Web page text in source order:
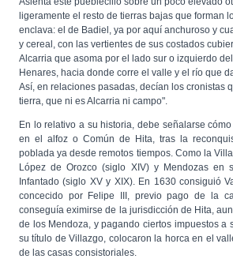
ligeramente el resto de tierras bajas que forman
enclava: el de Badiel, ya por aquí anchuroso y
y cereal, con las vertientes de sus costados
Alcarria que asoma por el lado sur o izquierdo
Henares, hacia donde corre el valle y el río que
Así, en relaciones pasadas, decían los cronistas
tierra, que ni es Alcarria ni campo".
En lo relativo a su historia, debe señalarse
en el alfoz o Común de Hita, tras la
poblada ya desde remotos tiempos. Como la
López de Orozco (siglo XIV) y Mendozas en
Infantado (siglo XV y XIX). En 1630 consiguió
con­cecido por Felipe III, previo pago de la
conseguía eximirse de la jurisdicción de Hita,
de los Mendoza, y pagando ciertos impuestos a
su título de Villazgo, colocaron la horca en el
de las casas consistoriales.